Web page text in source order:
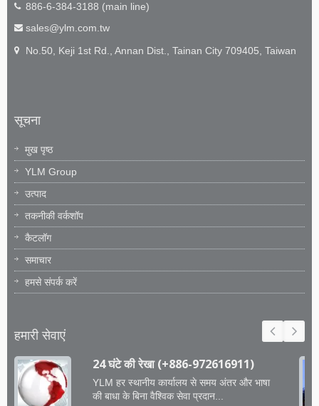
886-6-384-3188 (main line)
sales@ylm.com.tw
No.50, Keji 1st Rd., Annan Dist., Tainan City 709405, Taiwan
सूचना
मुख पृष्ठ
YLM Group
उत्पाद
तकनीकी वर्कशॉप
कैटलॉग
समाचार
हमसे संपर्क करें
हमारी सेवाएं
24 घंटे की रेखा (+886-972616911)
YLM हर स्थानीय कार्यालय से समय अंतर और भाषा
की बाधा के बिना वैश्विक सेवा प्रदान...